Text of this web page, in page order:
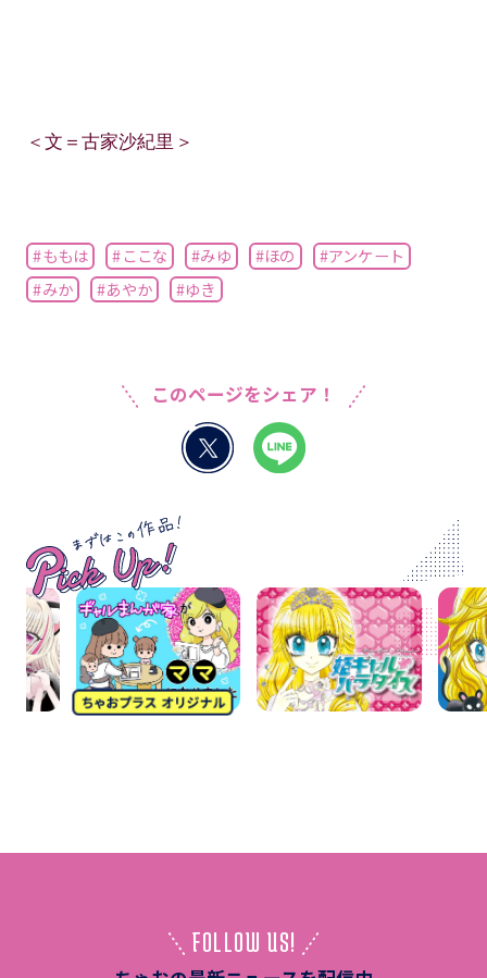
＜文＝古家沙紀里＞
#ももは #ここな #みゆ #ほの
#アンケート
#みか
#あやか #ゆき
このページをシェア！
FOLLOW US!